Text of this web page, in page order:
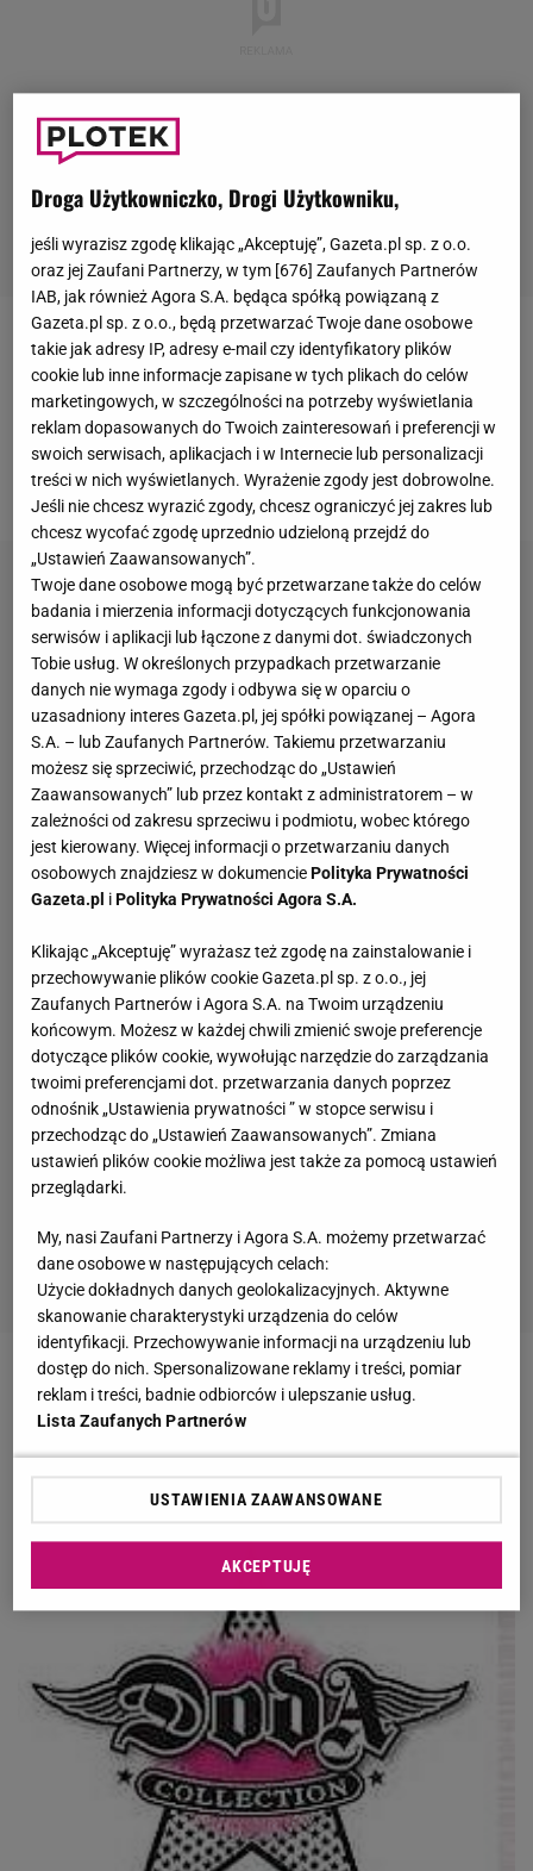
Plotekjako pierwszy dowiedział się, kiedy ruszy
sklep internetowyDody Rabczewskiej. Kilka dni
temu podczas ostatniego odcinka show"Gwiazdy
Tańczą na Lodzie"zapowiedziała, że planuje
otwarcie sklepu w internecie.
Otwieram cudowny sklep internetowy, gdzie
fani będą mogli znaleźć stroje i koszulki, w
je zaprojektowałam.
Droga Użytkowniczko, Drogi Użytkowniku,
jeśli wyrazisz zgodę klikając „Akceptuję”, Gazeta.pl sp. z o.o.
oraz jej Zaufani Partnerzy, w tym [676] Zaufanych Partnerów
IAB, jak również Agora S.A. będąca spółką powiązaną z
Gazeta.pl sp. z o.o., będą przetwarzać Twoje dane osobowe
takie jak adresy IP, adresy e-mail czy identyfikatory plików
cookie lub inne informacje zapisane w tych plikach do celów
marketingowych, w szczególności na potrzeby wyświetlania
reklam dopasowanych do Twoich zainteresowań i preferencji w
swoich serwisach, aplikacjach i w Internecie lub personalizacji
treści w nich wyświetlanych. Wyrażenie zgody jest dobrowolne.
Jeśli nie chcesz wyrazić zgody, chcesz ograniczyć jej zakres lub
chcesz wycofać zgodę uprzednio udzieloną przejdź do
„Ustawień Zaawansowanych”.
Twoje dane osobowe mogą być przetwarzane także do celów
badania i mierzenia informacji dotyczących funkcjonowania
serwisów i aplikacji lub łączone z danymi dot. świadczonych
Tobie usług. W określonych przypadkach przetwarzanie
danych nie wymaga zgody i odbywa się w oparciu o
uzasadniony interes Gazeta.pl, jej spółki powiązanej – Agora
S.A. – lub Zaufanych Partnerów. Takiemu przetwarzaniu
możesz się sprzeciwić, przechodząc do „Ustawień
Zaawansowanych” lub przez kontakt z administratorem – w
zależności od zakresu sprzeciwu i podmiotu, wobec którego
jest kierowany. Więcej informacji o przetwarzaniu danych
osobowych znajdziesz w dokumenciePolityka Prywatności
Gazeta.pl iPolityka Prywatności Agora S.A.
Klikając „Akceptuję” wyrażasz też zgodę na zainstalowanie i
przechowywanie plików cookie Gazeta.pl sp. z o.o., jej
Zaufanych Partnerów i Agora S.A. na Twoim urządzeniu
końcowym. Możesz w każdej chwili zmienić swoje preferencje
dotyczące plików cookie, wywołując narzędzie do zarządzania
twoimi preferencjami dot. przetwarzania danych poprzez
odnośnik „Ustawienia prywatności ” w stopce serwisu i
przechodząc do „Ustawień Zaawansowanych”. Zmiana
ustawień plików cookie możliwa jest także za pomocą ustawień
przeglądarki.
My, nasi Zaufani Partnerzy i Agora S.A. możemy przetwarzać
dane osobowe w następujących celach:
Użycie dokładnych danych geolokalizacyjnych. Aktywne
skanowanie charakterystyki urządzenia do celów
identyfikacji. Przechowywanie informacji na urządzeniu lub
dostęp do nich. Spersonalizowane reklamy i treści, pomiar
reklam i treści, badnie odbiorców i ulepszanie usług.
Lista Zaufanych Partnerów
USTAWIENIA ZAAWANSOWANE
AKCEPTUJĘ